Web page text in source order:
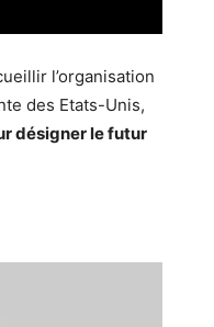
l’organisation
des Etats-Unis,
désigner le futur